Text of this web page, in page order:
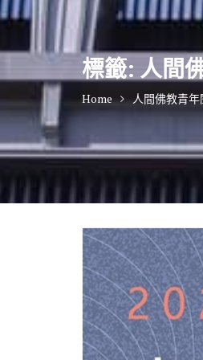
標籤: 人間
Home 人間佛教青